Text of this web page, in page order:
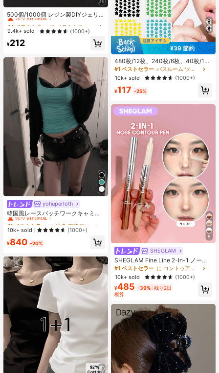
500個/1000個 レジン製DIYジェリ
ーフラットバックラインストーン、
ミニラウンドラインストーン、スマ
ホケース、カップ、靴、ブーツ、衣
類装飾、ハンドメイドDIYアイドル
ファン、ネームタグ用
売り切れ間近！
#4 ベストセラー
売り切れ間近！
#4 ベストセラー
売り切れ間近！
#4 ベストセラー
に ベストセラーの裁縫用品 アパレル縫製・生地
売り切れ間近！
9.4k+ sold (1000+)
¥212
yohuperloth
韓国風レースパッチワークキャミソ
ールタンクトップ、Y2Kエステティ
ック、ストリートウェアカジュアル
サマー
#1 ベストセラー
売り切れ間近！
#1 ベストセラー
売り切れ間近！
#1 ベストセラー
売り切れ間近！
#1 ベストセラー
売り切れ間近！
10k+ sold (1000+)
¥840 -20%
¥39 節約
480枚/12枚、240枚/6枚、40枚/1
枚、フェイススターシール、ハロウ
ィン装飾シール、クリスマス装飾シ
ール、ペンタグラムシール、カラフ
ルな装飾シール、パーティー・ホリ
デー写真装飾用、フェイス装飾シー
デコレーション、バニティ、寝室、
旅行、旅行必需品、装飾アクセサリ
ー、経済的で実用的、ストッキング
スタッファー、メイクアップツー
ル、手頃な商品、ギフト、ノベルテ
ィ、女性向けギフト、クリスマスギ
フト、エステティック
#1 ベストセラー
バスルーム ツールアクセサリ
10k+ sold
(1000+)
¥117 -25%
5
SHEGLAM
SHEGLAM Fine Line 2-In-1 ノーズ
コンター&ハイライトペン-Buff ノー
ズシャドウ シェーディング 女性と女
の子のためのブランドビューティー
コスメメイクアップ
#1 ベストセラー
に コントゥア＆ブロンザー
10k+ sold
(1000+)
¥485 -39% 残り2日
概算